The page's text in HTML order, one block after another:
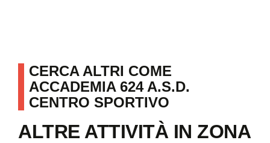
CERCA ALTRI COME
ACCADEMIA 624 A.S.D.
CENTRO SPORTIVO
ALTRE ATTIVITÀ IN ZONA